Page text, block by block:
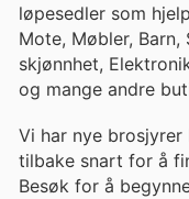
løpesedler som
Mote, Møbler, Barn,
skjønnhet,
og mange andre
Vi har nye brosjyrer
tilbake snart for å
Besøk for å